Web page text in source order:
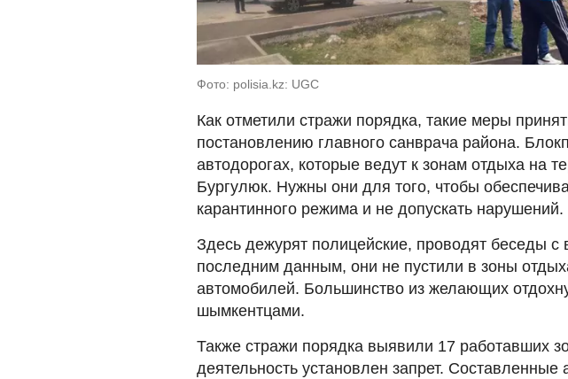
Фото: polisia.kz: UGC
Как отметили стражи порядка, такие меры
постановлению главного санврача района.
автодорогах, которые ведут к зонам отдыха на
Бургулюк. Нужны они для того, чтобы
карантинного режима и не допускать нарушений.
Здесь дежурят полицейские, проводят беседы с
последним данным, они не пустили в зоны
автомобилей. Большинство из желающих
шымкентцами.
Также стражи порядка выявили 17 работавших
деятельность установлен запрет.